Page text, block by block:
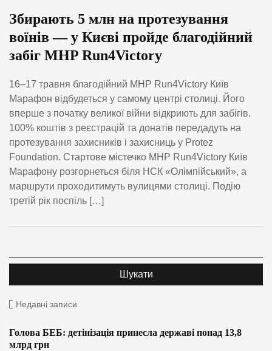
Збирають 5 млн на протезування
воїнів — у Києві пройде благодійний
забіг MHP Run4Victory
16–17 травня благодійний MHP Run4Victory Київ
Марафон відбудеться у самому центрі столиці. Його
вперше з початку великої війни відкриють для забігів.
100% коштів з реєстрацій та донатів передадуть на
протезування захисників і захисниць у Protez
Foundation. Стартове містечко MHP Run4Victory Київ
Марафону розгорнеться біля НСК «Олімпійський», а
маршрути проходитимуть вулицями столиці. Подію
третій рік поспіль […]
Недавні записи
Голова БЕБ: детінізація принесла державі понад 13,8
млрд грн